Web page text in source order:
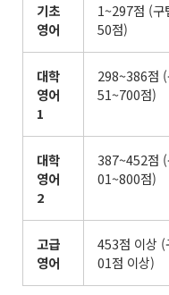
기초
영어
1~297점 (구
50점)
대학
영어
1
298~386점
51~700점)
대학
영어
2
387~452점
01~800점)
고급
영어
453점 이상 (
01점 이상)